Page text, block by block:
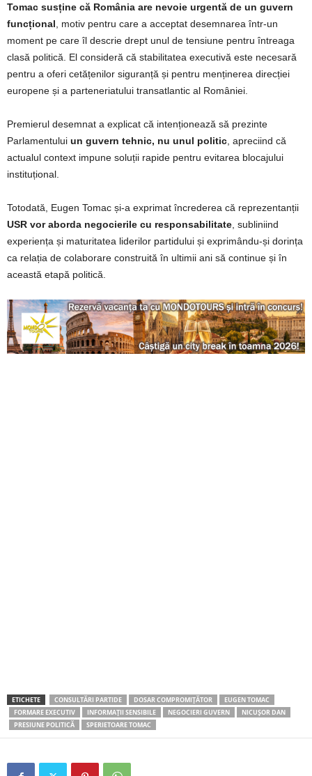
Tomac susține că România are nevoie urgentă de un guvern
funcțional , motiv pentru care a acceptat desemnarea într-un
moment pe care îl descrie drept unul de tensiune pentru întreaga
clasă politică. El consideră că stabilitatea executivă este necesară
pentru a oferi cetățenilor siguranță și pentru menținerea direcției
europene și a parteneriatului transatlantic al României.
Premierul desemnat a explicat că intenționează să prezinte
Parlamentului un guvern tehnic, nu unul politic , apreciind că
actualul context impune soluții rapide pentru evitarea blocajului
instituțional.
Totodată, Eugen Tomac și-a exprimat încrederea că reprezentanții
USR vor aborda negocierile cu responsabilitate , subliniind
experiența și maturitatea liderilor partidului și exprimându-și dorința
ca relația de colaborare construită în ultimii ani să continue și în
această etapă politică.
ETICHETE CONSULTĂRI PARTIDE DOSAR COMPROMIȚĂTOR
EUGEN TOMAC
FORMARE EXECUTIV
INFORMAȚII SENSIBILE NEGOCIERI GUVERN
NICUȘOR DAN
PRESIUNE POLITICĂ
SPERIETOARE TOMAC